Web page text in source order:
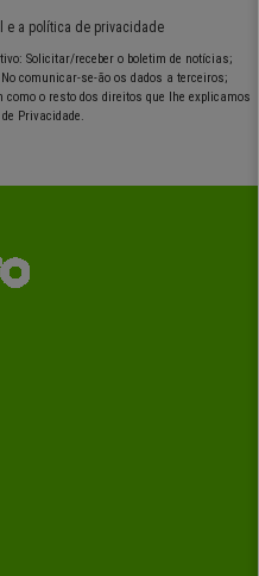
e a política de privacidade
Solicitar/receber o boletim de notícias;
comunicar-se-ão os dados a terceiros;
o resto dos direitos que lhe explicamos
Privacidade.